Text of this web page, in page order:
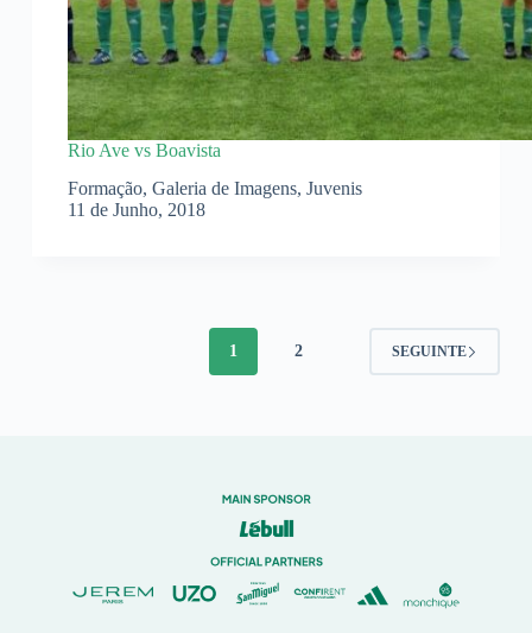
Rio Ave vs Boavista
Formação, Galeria de Imagens, Juvenis
11 de Junho, 2018
1 2 SEGUINTE